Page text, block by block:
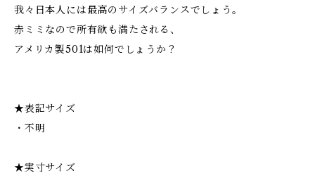
我々日本人には最高のサイズバランスでしょう。
赤ミミなので所有欲も満たされる、
アメリカ製501は如何でしょうか？
★表記サイズ
・不明
★実寸サイズ